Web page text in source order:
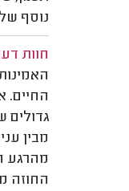
נוסף של
חוות
החיים.
מבין
מהרגע
החוזה